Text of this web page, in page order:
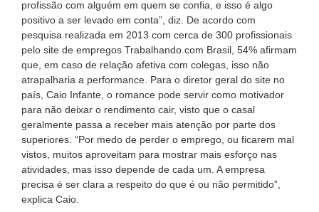
profissão com alguém em quem se confia, e isso é algo
positivo a ser levado em conta”, diz. De acordo com
pesquisa realizada em 2013 com cerca de 300 profissionais
pelo site de empregos Trabalhando.com Brasil, 54% afirmam
que, em caso de relação afetiva com colegas, isso não
atrapalharia a performance. Para o diretor geral do site no
país, Caio Infante, o romance pode servir como motivador
para não deixar o rendimento cair, visto que o casal
geralmente passa a receber mais atenção por parte dos
superiores. “Por medo de perder o emprego, ou ficarem mal
vistos, muitos aproveitam para mostrar mais esforço nas
atividades, mas isso depende de cada um. A empresa
precisa é ser clara a respeito do que é ou não permitido”,
explica Caio.